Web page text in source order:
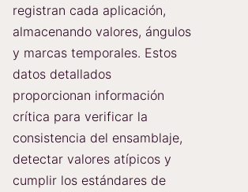
registran cada aplicación,
almacenando valores, ángulos
y marcas temporales. Estos
datos detallados
proporcionan información
crítica para verificar la
consistencia del ensamblaje,
detectar valores atípicos y
cumplir los estándares de